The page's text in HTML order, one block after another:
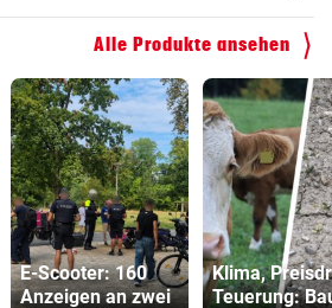
Alle Produkte ansehen
E-Scooter: 160
Anzeigen an zwei
Klima,
Teuerung: